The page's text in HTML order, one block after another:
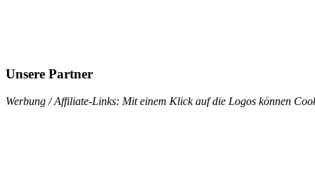
Unsere Partner
Werbung / Affiliate-Links: Mit einem Klick auf die Logos können